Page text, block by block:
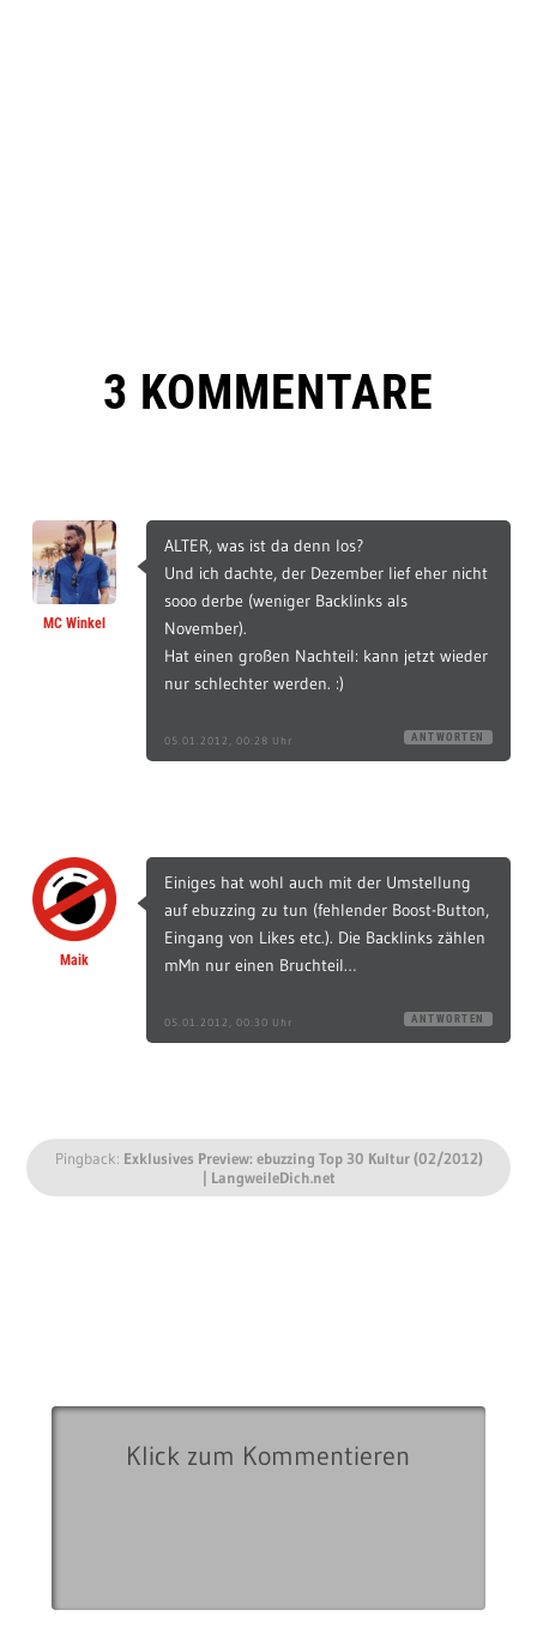
3 KOMMENTARE
MC Winkel
ALTER, was ist da denn los?
Und ich dachte, der Dezember lief eher nicht
sooo derbe (weniger Backlinks als
November).
Hat einen großen Nachteil: kann jetzt wieder
nur schlechter werden. :)
05.01.2012, 00:28 Uhr ANTWORTEN
Maik
Einiges hat wohl auch mit der Umstellung
auf ebuzzing zu tun (fehlender Boost-Button,
Eingang von Likes etc.). Die Backlinks zählen
mMn nur einen Bruchteil…
05.01.2012, 00:30 Uhr ANTWORTEN
Pingback: Exklusives Preview: ebuzzing Top 30 Kultur (02/2012)
| LangweileDich.net